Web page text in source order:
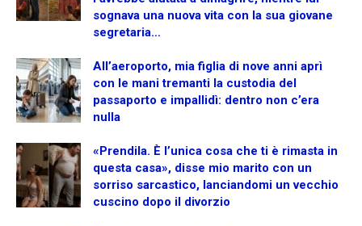
sognava una nuova vita con la sua giovane
segretaria…
All’aeroporto, mia figlia di nove anni aprì
con le mani tremanti la custodia del
passaporto e impallidì: dentro non c’era
nulla
«Prendila. È l’unica cosa che ti è rimasta in
questa casa», disse mio marito con un
sorriso sarcastico, lanciandomi un vecchio
cuscino dopo il divorzio